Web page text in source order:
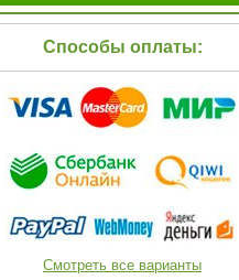
Способы оплаты:
Смотреть все варианты